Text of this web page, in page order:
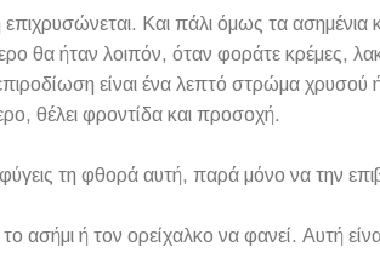
επιχρυσώνεται. Και πάλι όμως τα ασημένια
θα ήταν λοιπόν, όταν φοράτε κρέμες,
είναι ένα λεπτό στρώμα χρυσού ή
θέλει φροντίδα και προσοχή.
τη φθορά αυτή, παρά μόνο να την
ασήμι ή τον ορείχαλκο να φανεί. Αυτή